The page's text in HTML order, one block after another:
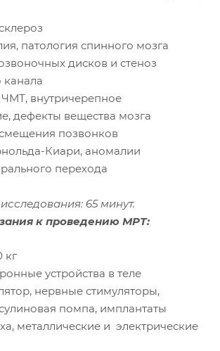
патология спинного мозга
дисков и стеноз
канала
ЧМТ, внутричерепное
дефекты вещества мозга
позвонков
Киари, аномалии
перехода
65 минут.
к проведению МРТ:
кг
устройства в теле
нервные стимуляторы,
помпа, имплантаты
металлические и электрические